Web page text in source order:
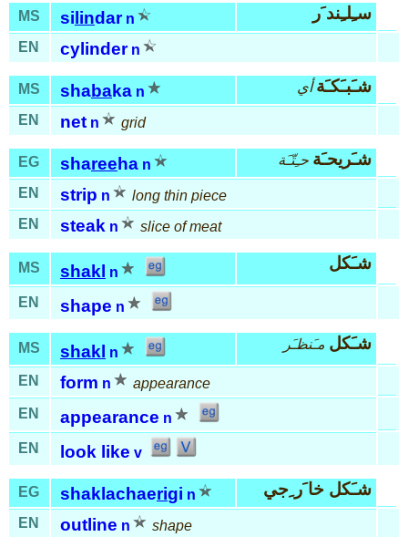
MS si lindar n سـِلـِند َر
EN cylinder n
MS shabaka n شـَبـَكـَة أي
EN net n grid
EG shareeha n شـَريحـَة حـِتّـَة
EN strip n
long thin piece
EN
steak n slice of meat
MS shakl n شـَكل
EN shape n
MS shakl n شـَكل مـَنظـَر
EN form n
appearance
EN
appearance n
EN
look like v
EG shaklachaerigi n شـَكل خا َر ِجي
EN outline n shape